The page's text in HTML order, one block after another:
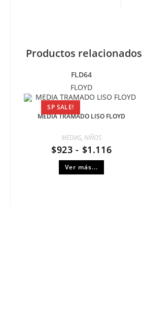
Productos relacionados
FLD64
FLOYD
SP SALE!
MEDIA TRAMADO LISO FLOYD
MEDIAS,NIÑOS
$923 - $1.116
Ver más...